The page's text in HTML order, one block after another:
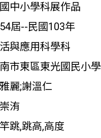
中小學科展作品
屆--民國103年
與應用科學科
市東區東光國民小學
麗;謝溫仁
洧
跳,跳高,高度